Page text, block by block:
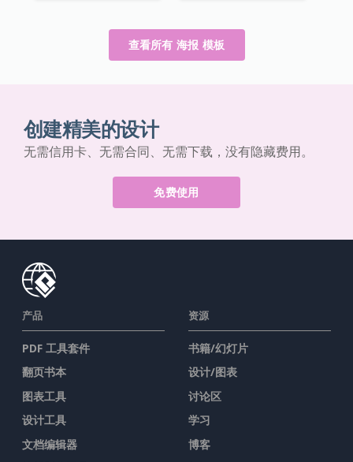
查看所有 海报 模板
创建精美的设计
无需信用卡、无需合同、无需下载，没有隐藏费用。
免费使用
产品
PDF 工具套件
翻页书本
图表工具
设计工具
文档编辑器
资源
书籍/幻灯片
设计/图表
讨论区
学习
博客